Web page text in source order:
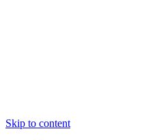
Skip to content